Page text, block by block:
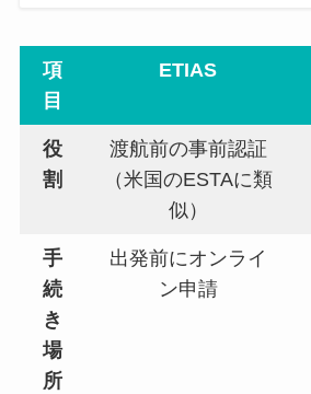
項
目
ETIAS
役
割
渡航前の事前認証
（米国のESTAに類
似）
手
続
き
場
所
出発前にオンライ
ン申請